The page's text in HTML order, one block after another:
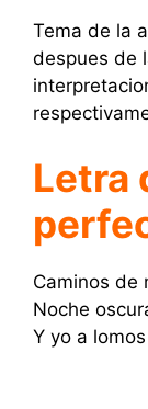
Tema de la
despues de
Letra
Caminos de
Noche
Y yo a